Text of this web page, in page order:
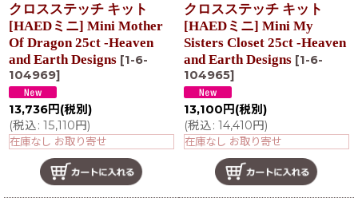
クロスステッチ キット
[HAEDミニ] Mini Mother
Of Dragon 25ct -Heaven
and Earth Designs [1-6-
104969]
13,736円 (税別)
(税込: 15,110円)
在庫なし お取り寄せ
クロスステッチ キット
[HAEDミニ] Mini My
Sisters Closet 25ct -Heaven
and Earth Designs [1-6-
104965]
13,100 円 (税別)
(税込: 14,410円)
在庫なし お取り寄せ